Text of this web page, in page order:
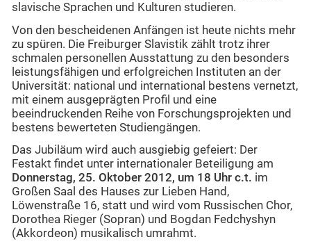
slavische Sprachen und Kulturen studieren.
Von den bescheidenen Anfängen ist heute nichts mehr
zu spüren. Die Freiburger Slavistik zählt trotz ihrer
schmalen personellen Ausstattung zu den besonders
leistungsfähigen und erfolgreichen Instituten an der
Universität: national und international bestens vernetzt,
mit einem ausgeprägten Profil und eine
beeindruckenden Reihe von Forschungsprojekten und
bestens bewerteten Studiengängen.
Das Jubiläum wird auch ausgiebig gefeiert: Der
Festakt findet unter internationaler Beteiligung am
Donnerstag, 25. Oktober 2012, um 18 Uhr c.t. im
Großen Saal des Hauses zur Lieben Hand,
Löwenstraße 16, statt und wird vom Russischen Chor,
Dorothea Rieger (Sopran) und Bogdan Fedchyshyn
(Akkordeon) musikalisch umrahmt.